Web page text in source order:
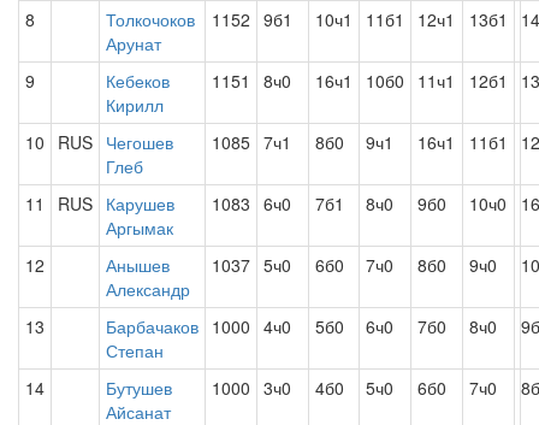
8
Толкочоков
Арунат
1152 9б1 10ч1 11б1 12ч1 13б1
9
Кебеков
Кирилл
1151 8ч0 16ч1 10б0 11ч1 12б1
10 RUS Чегошев
Глеб
1085 7ч1 8б0 9ч1 16ч1 11б1
11 RUS Карушев
Аргымак
1083 6ч0 7б1 8ч0 9б0 10ч0
12
Анышев
Александр
1037 5ч0 6б0 7ч0 8б0 9ч0
13
Барбачаков
Степан
1000 4ч0 5б0 6ч0 7б0 8ч0
14
Бутушев
Айсанат
1000 3ч0 4б0 5ч0 6б0 7ч0